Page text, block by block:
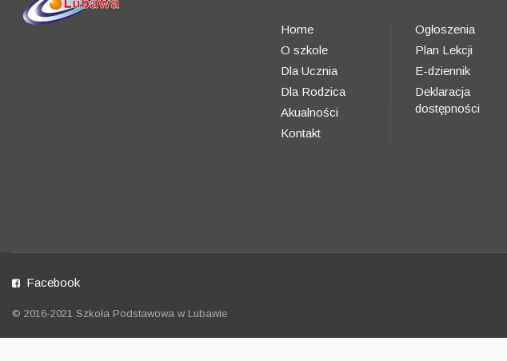
Home
O szkole
Dla Ucznia
Dla Rodzica
Akualności
Kontakt
Ogłoszenia
Plan Lekcji
E-dziennik
Deklaracja
dostępności
Facebook
© 2016-2021 Szkoła Podstawowa w Lubawie